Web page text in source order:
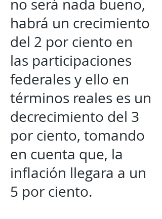
no será nada bueno,
habrá un crecimiento
del 2 por ciento en
las participaciones
federales y ello en
términos reales es un
decrecimiento del 3
por ciento, tomando
en cuenta que, la
inflación llegara a un
5 por ciento.